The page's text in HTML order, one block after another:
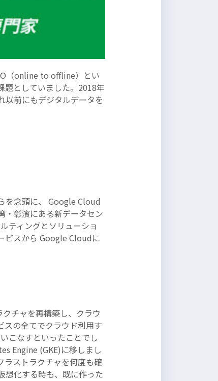
（online to offline）とい
題としていました。2018年
以前にもデジタルデータを
を念頭に、 Google Cloud
・彰濱にある新データセン
ティングとソリューショ
ビスから Google Cloudに
チャを再構築し、クラウ
スの全てでクラウド利用す
こなすといったことでし
Engine (GKE)に移しまし
ラストラクチャを何度も確
想化する時も、既に作った